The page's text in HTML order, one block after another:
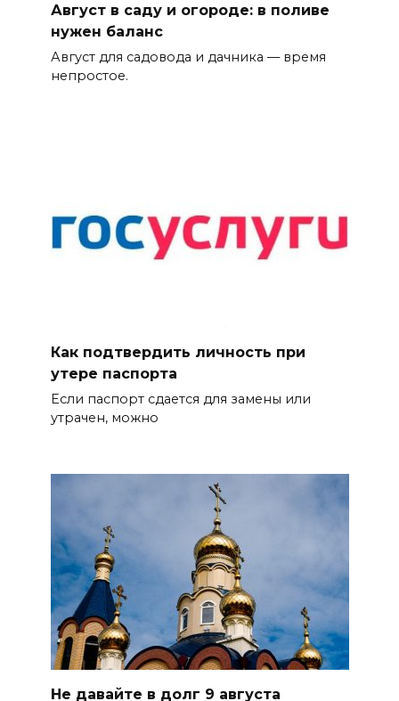
Август в саду и огороде: в поливе
нужен баланс
Август для садовода и дачника — время
непростое.
Как подтвердить личность при
утере паспорта
Если паспорт сдается для замены или
утрачен, можно
Не давайте в долг 9 августа